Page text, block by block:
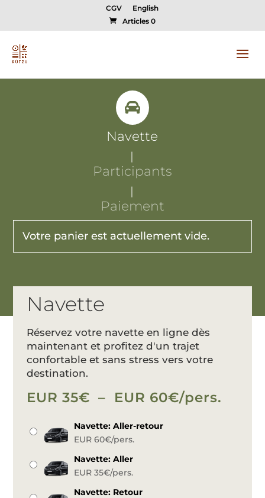
CGV
English
Articles 0

Navette
Participants
Paiement
Votre panier est actuellement vide.
Navette
Réservez votre navette en ligne dès
maintenant et profitez d'un trajet
confortable et sans stress vers votre
destination.
EUR 35€ – EUR 60€Plage
de
/pers.
Navette: Aller-retour
EUR 60€/pers.
Navette: Aller
EUR 35€/pers.
Navette: Retour